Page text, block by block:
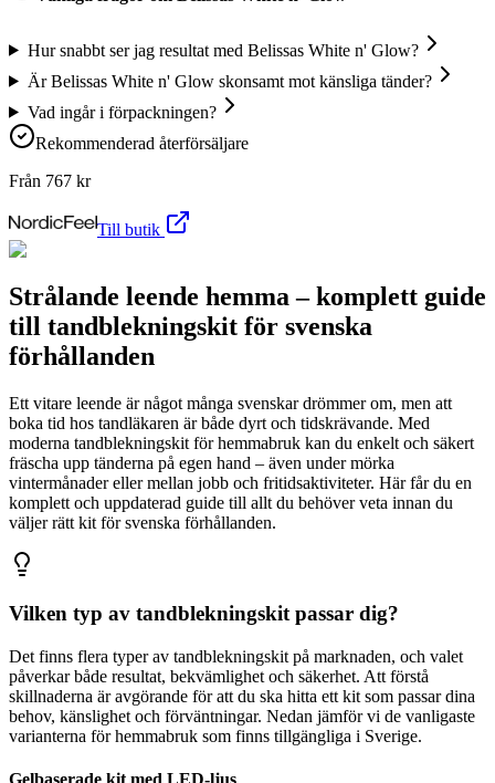
Hur snabbt ser jag resultat med Belissas White n' Glow?
Är Belissas White n' Glow skonsamt mot känsliga tänder?
Vad ingår i förpackningen?
Rekommenderad återförsäljare
Från 767 kr
Till butik
Strålande leende hemma – komplett guide
till tandblekningskit för svenska
förhållanden
Ett vitare leende är något många svenskar drömmer om, men att
boka tid hos tandläkaren är både dyrt och tidskrävande. Med
moderna tandblekningskit för hemmabruk kan du enkelt och säkert
fräscha upp tänderna på egen hand – även under mörka
vintermånader eller mellan jobb och fritidsaktiviteter. Här får du en
komplett och uppdaterad guide till allt du behöver veta innan du
väljer rätt kit för svenska förhållanden.
Vilken typ av tandblekningskit passar dig?
Det finns flera typer av tandblekningskit på marknaden, och valet
påverkar både resultat, bekvämlighet och säkerhet. Att förstå
skillnaderna är avgörande för att du ska hitta ett kit som passar dina
behov, känslighet och förväntningar. Nedan jämför vi de vanligaste
varianterna för hemmabruk som finns tillgängliga i Sverige.